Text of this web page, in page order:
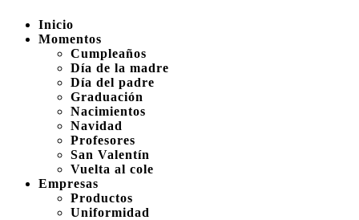
Inicio
Momentos
Cumpleaños
Día de la madre
Día del padre
Graduación
Nacimientos
Navidad
Profesores
San Valentín
Vuelta al cole
Empresas
Productos
Uniformidad